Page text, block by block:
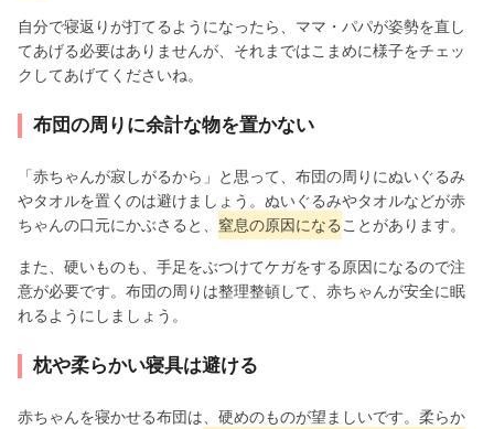
自分で寝返りが打てるようになったら、ママ・パパが姿勢を直し
てあげる必要はありませんが、それまではこまめに様子をチェッ
クしてあげてくださいね。
布団の周りに余計な物を置かない
「赤ちゃんが寂しがるから」と思って、布団の周りにぬいぐるみ
やタオルを置くのは避けましょう。ぬいぐるみやタオルなどが赤
ちゃんの口元にかぶさると、 窒息の原因になる ことがあります。
また、硬いものも、手足をぶつけてケガをする原因になるので注
意が必要です。布団の周りは整理整頓して、赤ちゃんが安全に眠
れるようにしましょう。
枕や柔らかい寝具は避ける
赤ちゃんを寝かせる布団は、硬めのものが望ましいです。柔らか